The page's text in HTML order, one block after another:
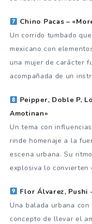
Chino Pacas –
Un corrido tumbado
mexicano con
una mujer de carácter
acompañada de un
Peipper, Doble P,
Amotinan»
Un tema con
rinde homenaje a la
escena urbana. Su
explosiva lo convierten
Flor Álvarez, Pushi
Una balada urbana
concepto de llevar el